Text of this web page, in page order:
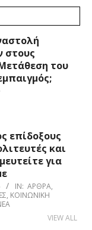
στους
του
επίδοξους
και
για
IN: ΆΡΘΡΑ,
, ΚΟΙΝΩΝΙΚΉ
VIEW ALL